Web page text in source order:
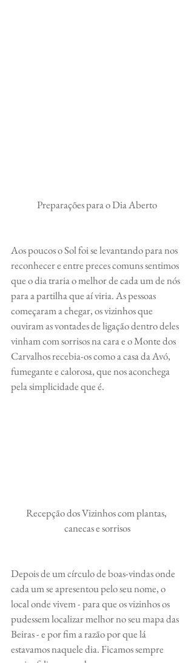
Preparações para o Dia Aberto
Aos poucos o Sol foi se levantando para nos
reconhecer e entre preces comuns sentimos
que o dia traria o melhor de cada um de nós
para a partilha que aí viria. As pessoas
começaram a chegar, os vizinhos que
ouviram as vontades de ligação dentro deles
vinham com sorrisos na cara e o Monte dos
Carvalhos recebia-os como a casa da Avó,
fumegante e calorosa, que nos aconchega
pela simplicidade que é.
Recepção dos Vizinhos com plantas,
canecas e sorrisos
Depois de um círculo de boas-vindas onde
cada um se apresentou pelo seu nome, o
local onde vivem - para que os vizinhos os
pudessem localizar melhor no seu mapa das
Beiras - e por fim a razão por que lá
estavamos naquele dia. Ficamos sempre